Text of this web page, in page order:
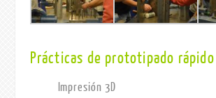
Prácticas de prototipado rápido
Impresión 3D